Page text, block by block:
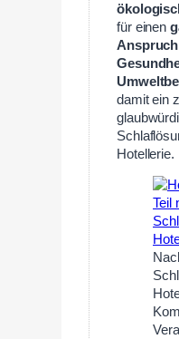
für einen
damit ein
Hotellerie.